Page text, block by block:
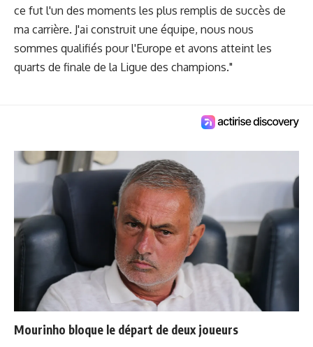
ce fut l'un des moments les plus remplis de succès de
ma carrière. J'ai construit une équipe, nous nous
sommes qualifiés pour l'Europe et avons atteint les
quarts de finale de la Ligue des champions."
Mourinho bloque le départ de deux joueurs